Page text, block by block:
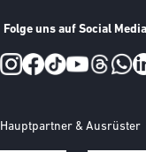
Folge uns auf Social
Hauptpartner & Ausrüster